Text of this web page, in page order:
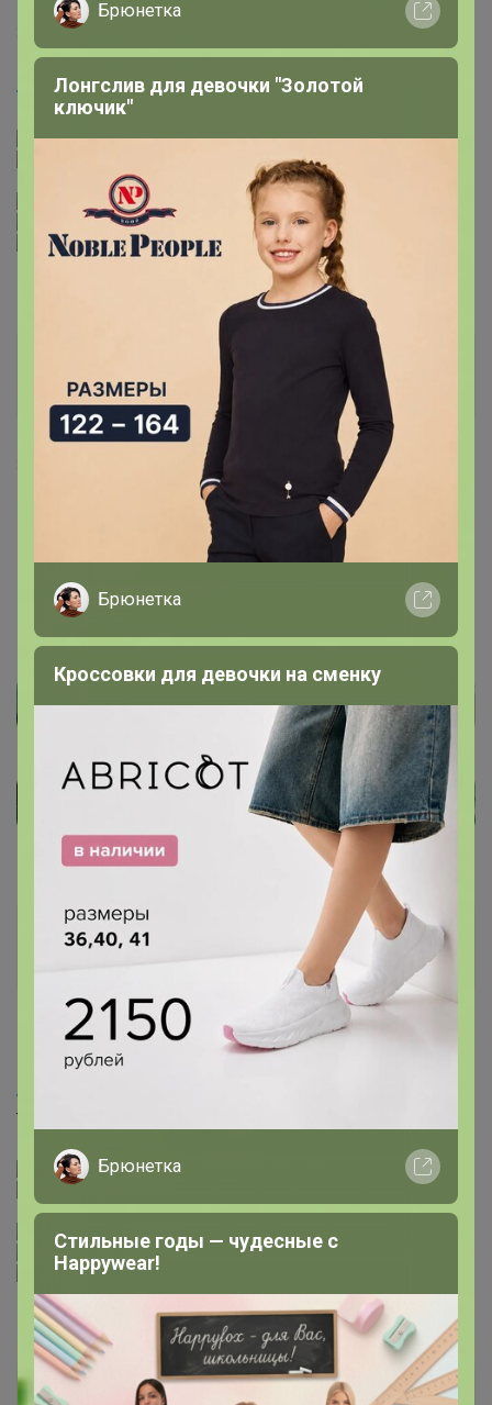
31 мая, 2024 16:23
Artemida, не подскажите, когда появится.
Бронзовый организатор
, нет к сожалению. Шоколад очень
подорожал т.к в этом году прям совсем не уражай
подорожала в 2р.
Мартка Мандарин
Кандидат в магистры
1 июня, 2024 15:13
Artemida
термостабильные? DARK CHOCOLATE CHIPS 60%
Артемида
Брюнетка
Лонгслив для девочки "Золотой
ключик"
Брюнетка
Кроссовки для девочки на сменку
Брюнетка
Стильные годы — чудесные с
Happywear!